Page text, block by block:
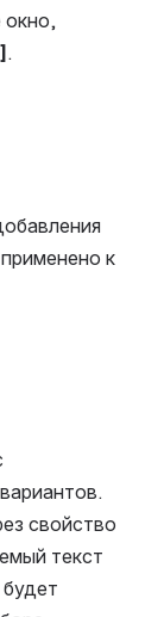
окно,
.
к
свойство
текст